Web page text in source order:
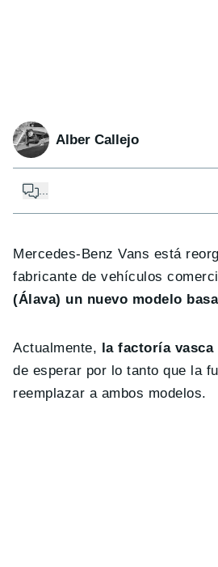
Alber Callejo
...
Mercedes-Benz Vans está
fabricante de vehículos
(Álava) un nuevo modelo
Actualmente, la factoría
de esperar por lo tanto que la
reemplazar a ambos modelos.